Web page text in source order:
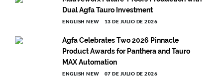
Dual Agfa Tauro Investment
ENGLISH NEW 13 DE JULIO DE 2026
Agfa Celebrates Two 2026 Pinnacle
Product Awards for Panthera and Tauro
MAX Automation
ENGLISH NEW 07 DE JULIO DE 2026